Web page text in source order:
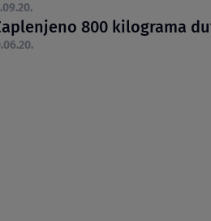
800 kilograma